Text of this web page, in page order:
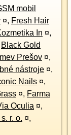
mobil
¤, Fresh Hair
In ¤,
Black Gold
Prešov ¤,
nástroje ¤,
Nails ¤,
¤, Farma
Oculia ¤,
r. o. ¤,